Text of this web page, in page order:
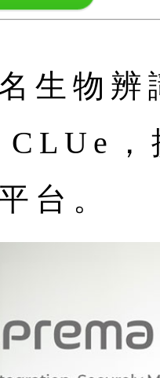
生物辨
，
台。